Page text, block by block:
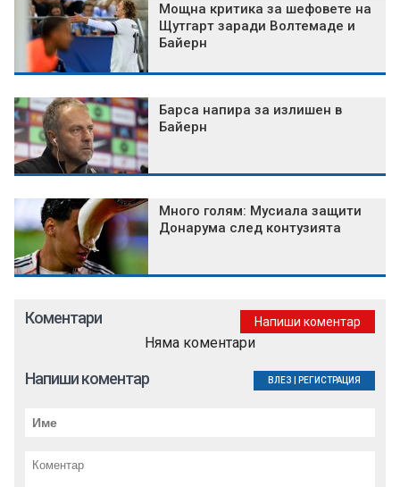
Мощна критика за шефовете на
Щутгарт заради Волтемаде и
Байерн
Барса напира за излишен в
Байерн
Много голям: Мусиала защити
Донарума след контузията
Коментари Напиши коментар
Няма коментари
Напиши коментар ВЛЕЗ РЕГИСТРАЦИЯ